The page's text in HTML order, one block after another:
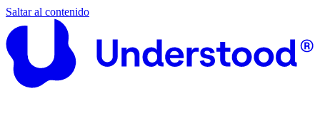
Saltar al contenido